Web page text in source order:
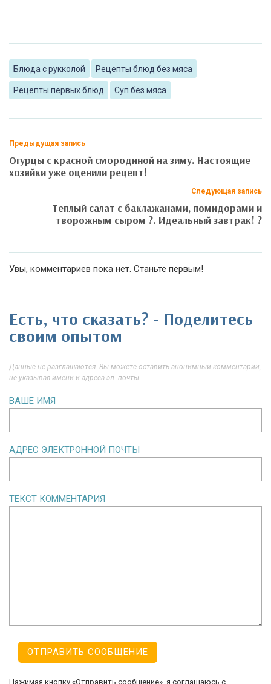
Блюда с рукколой Рецепты блюд без мяса
Рецепты первых блюд Суп без мяса
Предыдущая запись
Огурцы с красной смородиной на зиму. Настоящие
хозяйки уже оценили рецепт!
Следующая запись
Теплый салат с баклажанами, помидорами и
творожным сыром ?. Идеальный завтрак! ?
Увы, комментариев пока нет. Станьте первым!
Есть, что сказать? - Поделитесь
своим опытом
Данные не разглашаются. Вы можете оставить анонимный комментарий,
не указывая имени и адреса эл. почты
ВАШЕ ИМЯ
АДРЕС ЭЛЕКТРОННОЙ ПОЧТЫ
ТЕКСТ КОММЕНТАРИЯ
Нажимая кнопку «Отправить сообщение», я соглашаюсь с